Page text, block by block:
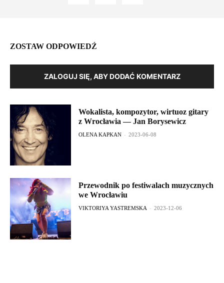
ZOSTAW ODPOWIEDŹ
ZALOGUJ SIĘ, ABY DODAĆ KOMENTARZ
Wokalista, kompozytor, wirtuoz gitary
z Wrocławia — Jan Borysewicz
OLENA KAPKAN - 2023-06-08
Przewodnik po festiwalach muzycznych
we Wrocławiu
VIKTORIYA YASTREMSKA - 2023-12-06